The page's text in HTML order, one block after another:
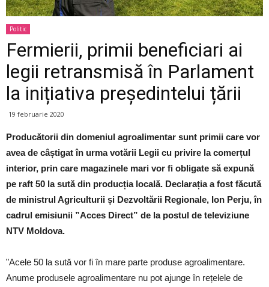
Politic
Fermierii, primii beneficiari ai
legii retransmisă în Parlament
la inițiativa președintelui țării
19 februarie 2020
Producătorii din domeniul agroalimentar sunt primii care vor
avea de câștigat în urma votării Legii cu privire la comerțul
interior, prin care magazinele mari vor fi obligate să expună
pe raft 50 la sută din producția locală. Declarația a fost făcută
de ministrul Agriculturii și Dezvoltării Regionale, Ion Perju, în
cadrul emisiunii ”Acces Direct” de la postul de televiziune
NTV Moldova.
”Acele 50 la sută vor fi în mare parte produse agroalimentare.
Anume produsele agroalimentare nu pot ajunge în rețelele de